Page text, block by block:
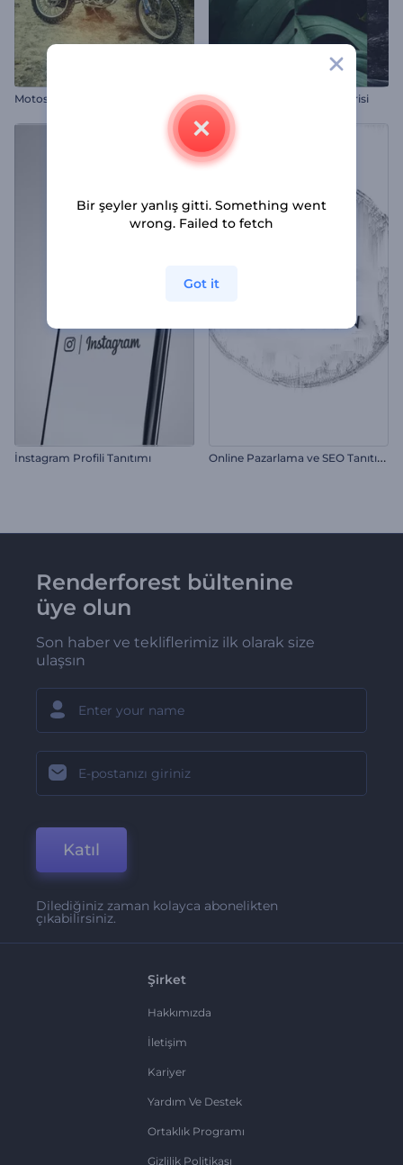
Motosiklet Macerası Reel Parçalı Geçişler Slayt Gösterisi
İnstagram Profili Tanıtımı O
nline Pazarlama ve SEO Tanıtımı
Renderforest bültenine
üye olun
Son haber ve tekliflerimiz ilk olarak size
ulaşsın
Katıl
Dilediğiniz zaman kolayca abonelikten
çıkabilirsiniz.
Şirket
Hakkımızda
İletişim
Kariyer
Yardım Ve Destek
Ortaklık Programı
Gizlilik Politikası
Bir şeyler yanlış gitti. Something went
wrong. Failed to fetch
Got it